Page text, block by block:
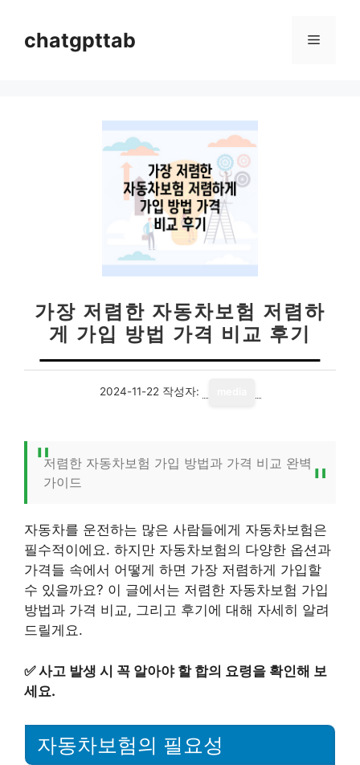
chatgpttab 메
가장 저렴한 자동차보험 저렴하
게 가입 방법 가격 비교 후기
2024-11-22 작성자:
저렴한 자동차보험 가입 방법과 가격 비교 완벽
가이드
자동차를 운전하는 많은 사람들에게 자동차보험은
필수적이에요. 하지만 자동차보험의 다양한 옵션과
가격들 속에서 어떻게 하면 가장 저렴하게 가입할
수 있을까요? 이 글에서는 저렴한 자동차보험 가입
방법과 가격 비교, 그리고 후기에 대해 자세히 알려
드릴게요.
✅사고 발생 시 꼭 알아야 할 합의 요령을 확인해 보
세요.
자동차보험의 필요성